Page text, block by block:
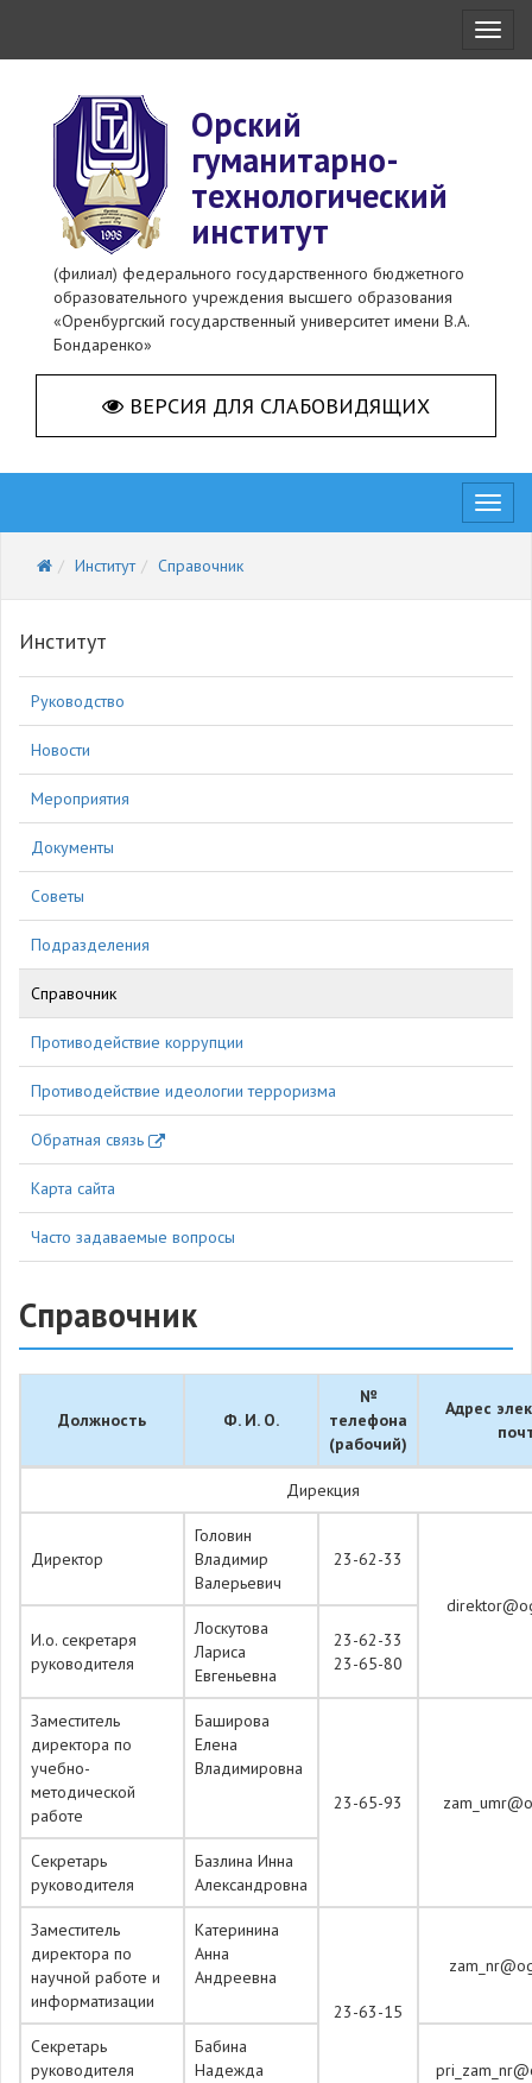
Орский
гуманитарно-
технологический
институт
(филиал) федерального государственного бюджетного
образовательного учреждения высшего образования
«Оренбургский государственный университет имени В.А.
Бондаренко»
ВЕРСИЯ ДЛЯ СЛАБОВИДЯЩИХ
Институт
Справочник
Институт
Руководство
Новости
Мероприятия
Документы
Советы
Подразделения
Справочник
Противодействие коррупции
Противодействие идеологии терроризма
Обратная связь
Карта сайта
Часто задаваемые вопросы
Справочник
Должность Ф. И. О.
№
телефона
(рабочий)
Адрес
Дирекция
Директор
Головин
Владимир
Валерьевич
23-62-33
И.о. секретаря
руководителя
Лоскутова
Лариса
Евгеньевна
23-62-33
23-65-80
Заместитель
директора по
учебно-
методической
работе
Баширова
Елена
Владимировна
23-65-93
Секретарь
руководителя
Базлина Инна
Александровна
Заместитель
директора по
научной работе и
информатизации
Катеринина
Анна
Андреевна
23-63-15
Секретарь
руководителя
Бабина
Надежда